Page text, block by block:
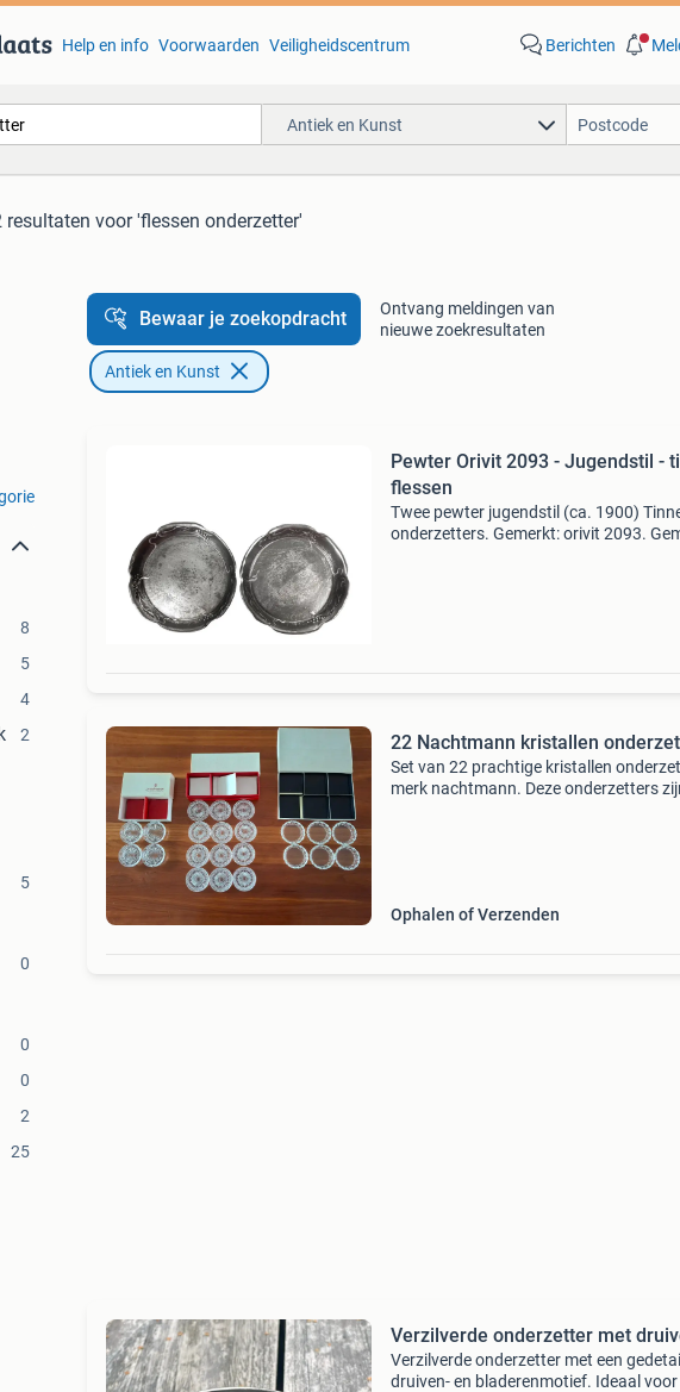
Help en info Voorwaarden Veiligheidscentrum Berichten
Antiek en Kunst
resultaten voor 'flessen onderzetter'
8
5
4
2
5
0
0
0
2
25
Bewaar je zoekopdracht
Ontvang meldingen van
nieuwe zoekresultaten
Antiek en Kunst
Pewter Orivit 2093 - Jugendstil - tinnen
flessen
Twee pewter jugendstil (ca. 1900)
onderzetters. Gemerkt: orivit 2093.
22 Nachtmann kristallen
Set van 22 prachtige kristallen
merk nachtmann. Deze onderzetters
Ophalen of Verzenden
Verzilverde onderzetter met
Verzilverde onderzetter met een
druiven- en bladerenmotief. Ideaal voor